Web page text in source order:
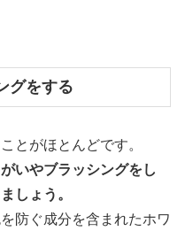
グをする
とがほとんどです。
いやブラッシングをし
しょう。
防ぐ成分を含まれたホワ